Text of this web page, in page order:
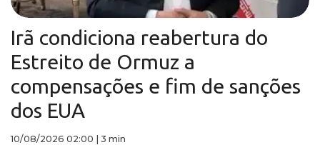
Irã condiciona reabertura do
Estreito de Ormuz a
compensações e fim de sanções
dos EUA
10/08/2026 02:00 3 min